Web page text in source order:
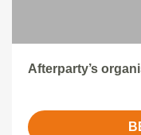
Afterparty’s